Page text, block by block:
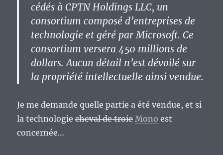
cédés à CPTN Holdings LLC, un
consortium composé d’entreprises de
technologie et géré par Microsoft. Ce
consortium versera 450 millions de
dollars. Aucun détail n’est dévoilé sur
la propriété intellectuelle ainsi vendue.
Je me demande quelle partie a été vendue, et si
la technologiecheval de troie Mono est
concernée…